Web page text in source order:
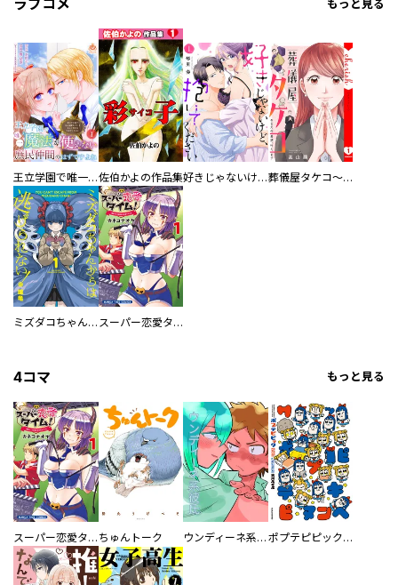
ラブコメ もっと見る
王立学園で唯一魔法が使えない庶民仲間のはずですよね～実は王子様で私を溺愛しているなんて告白はやめてください～佐伯かよの作品集 好きじゃないけど、抱いてください【電子単行本版／特典おまけ付き】 葬儀屋タケコ～あなたの最期、叶えます【電子単行本版】
ミズダコちゃんからは逃げられない！ スーパー恋愛タイム！～現場でドＳな彼女は自宅でデレる～
4コマ もっと見る
スーパー恋愛タイム！～現場でドＳな彼女は自宅でデレる～ ちゅんトーク ウンディーネ系彼氏 ポプテピピック SEASON EIGHT